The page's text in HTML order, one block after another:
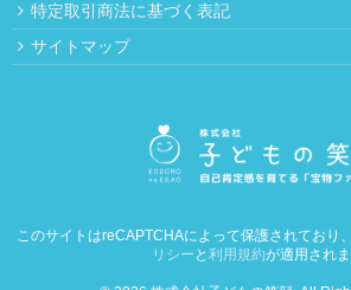
特定取引商法に基づく表記
サイトマップ
このサイトはreCAPTCHAによって保護されており
リシー と 利用規約が適用されま